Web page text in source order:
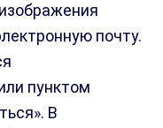
почту.
пунктом
В